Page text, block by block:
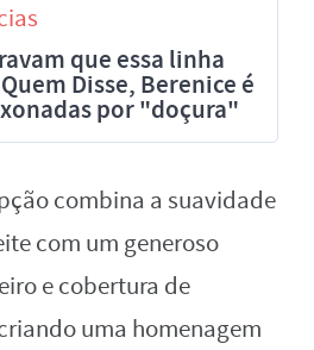
que essa linha
Disse, Berenice é
por "doçura"
combina a suavidade
com um generoso
e cobertura de
uma homenagem